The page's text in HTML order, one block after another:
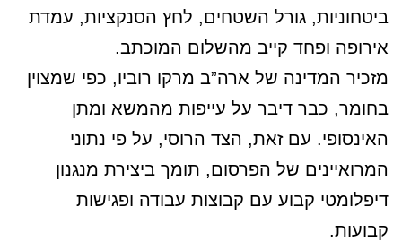
ביטחוניות, גורל השטחים, לחץ הסנקציות, עמדת
אירופה ופחד קייב מהשלום המוכתב.
מזכיר המדינה של ארה”ב מרקו רוביו, כפי שמצוין
בחומר, כבר דיבר על עייפות מהמשא ומתן
האינסופי. עם זאת, הצד הרוסי, על פי נתוני
המרואיינים של הפרסום, תומך ביצירת מנגנון
דיפלומטי קבוע עם קבוצות עבודה ופגישות
קבועות.